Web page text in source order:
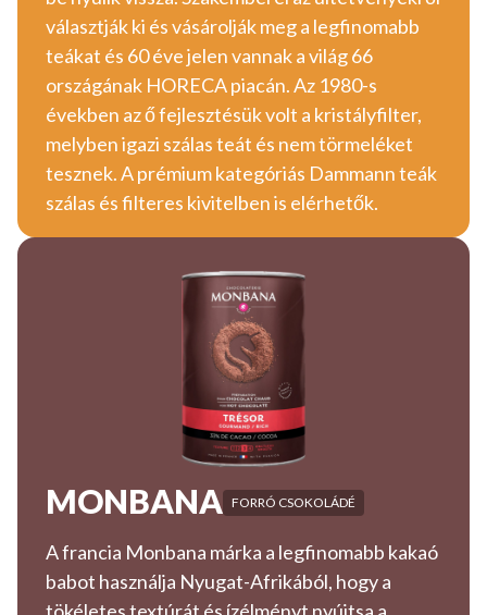
választják ki és vásárolják meg a legfinomabb
teákat és 60 éve jelen vannak a világ 66
országának HORECA piacán. Az 1980-s
években az ő fejlesztésük volt a kristályfilter,
melyben igazi szálas teát és nem törmeléket
tesznek. A prémium kategóriás Dammann teák
szálas és filteres kivitelben is elérhetők.
MONBANA FORRÓ CSOKOLÁDÉ
A francia Monbana márka a legfinomabb kakaó
babot használja Nyugat-Afrikából, hogy a
tökéletes textúrát és ízélményt nyújtsa a